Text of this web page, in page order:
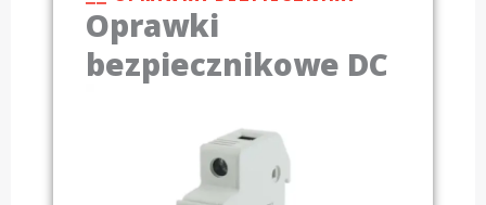
Oprawki
bezpiecznikowe DC